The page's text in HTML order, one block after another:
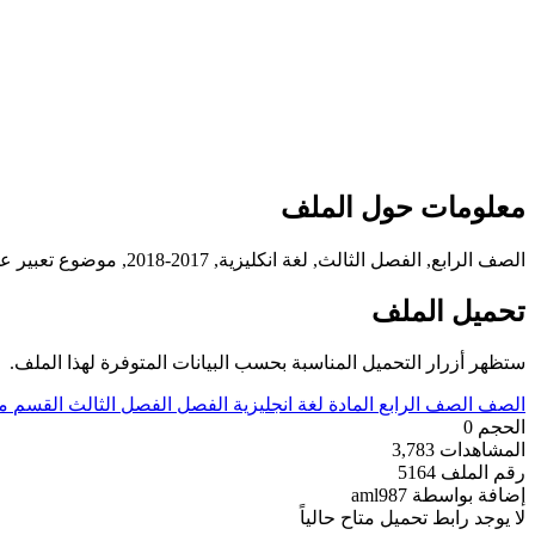
معلومات حول الملف
الصف الرابع, الفصل الثالث, لغة انكليزية, 2017-2018, موضوع تعبير عن العيد للصف الرابع
تحميل الملف
ستظهر أزرار التحميل المناسبة بحسب البيانات المتوفرة لهذا الملف.
الصف الصف الرابع المادة لغة انجليزية الفصل الفصل الثالث القسم
الحجم 0
المشاهدات 3,783
رقم الملف 5164
إضافة بواسطة aml987
لا يوجد رابط تحميل متاح حالياً